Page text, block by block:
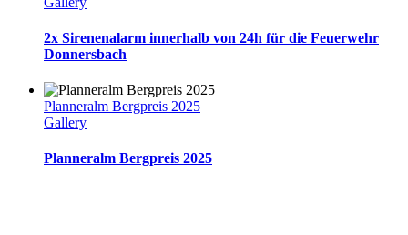
2x Sirenenalarm innerhalb von 24h für die Feuerwehr
Donnersbach
Planneralm Bergpreis 2025
Gallery
Planneralm Bergpreis 2025